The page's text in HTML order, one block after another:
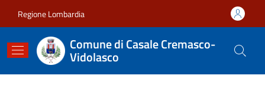
Regione Lombardia
Comune di Casale Cremasco-
Vidolasco